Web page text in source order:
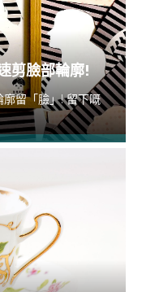
剪臉部輪廓!
留「臉」! 留下嘅